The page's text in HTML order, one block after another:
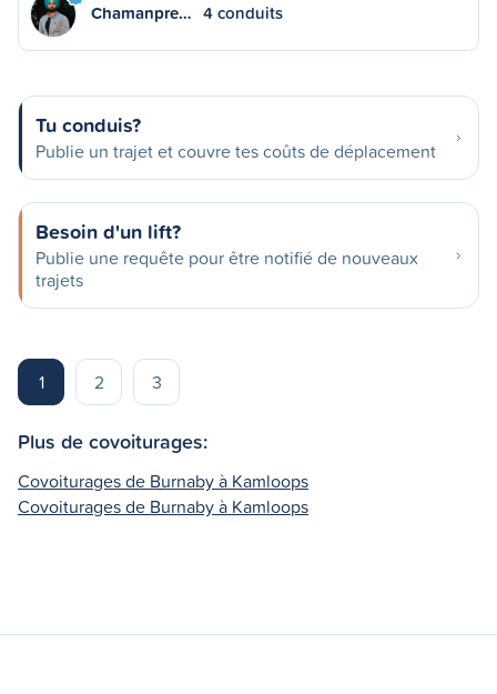
Chamanpre… 4 conduits
Tu conduis?
Publie un trajet et couvre tes coûts de déplacement
Besoin d'un lift?
Publie une requête pour être notifié de nouveaux
trajets
1 2 3
Plus de covoiturages:
Covoiturages de Burnaby à Kamloops
Covoiturages de Burnaby à Kamloops